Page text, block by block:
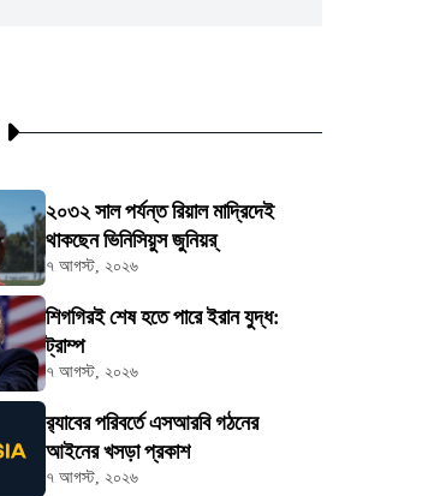
২০৩২ সাল পর্যন্ত রিয়াল মাদ্রিদেই
থাকছেন ভিনিসিয়ুস জুনিয়র্
৭ আগস্ট, ২০২৬
শিগগিরই শেষ হতে পারে ইরান যুদ্ধ:
ট্রাম্প
৭ আগস্ট, ২০২৬
র‍্যাবের পরিবর্তে এসআরবি গঠনের
আইনের খসড়া প্রকাশ
৭ আগস্ট, ২০২৬